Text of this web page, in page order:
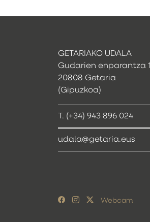
GETARIAKO UDALA
Gudarien enparantza 1
20808 Getaria
(Gipuzkoa)
T. (+34) 943 896 024
udala@getaria.eus
Webcam